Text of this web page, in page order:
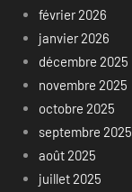
février 2026
janvier 2026
décembre 2025
novembre 2025
octobre 2025
septembre 2025
août 2025
juillet 2025